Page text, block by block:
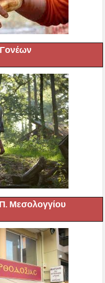
Μεσολογγίου